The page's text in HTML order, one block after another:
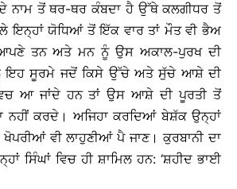
ਨਾਮ ਤੋਂ ਥਰ-ਥਰ ਕੰਬਦਾ ਹੈ ਉੱਥੇ ਕਲਗੀਧਰ ਤੋਂ
ਇਨ੍ਹਾਂ ਯੋਧਿਆਂ ਤੋਂ ਇੱਕ ਵਾਰ ਤਾਂ ਮੌਤ ਵੀ ਭੈਅ
ਆਪਣੇ ਤਨ ਅਤੇ ਮਨ ਨੂੰ ਉਸ ਅਕਾਲ-ਪੁਰਖ ਦੀ
ਇਹ ਸੂਰਮੇ ਜਦੋਂ ਕਿਸੇ ਉੱਚੇ ਅਤੇ ਸੁੱਚੇ ਆਸ਼ੇ ਦੀ
ਆ ਜਾਂਦੇ ਹਨ ਤਾਂ ਉਸ ਆਸ਼ੇ ਦੀ ਪੂਰਤੀ ਤੋਂ
ਨਹੀਂ ਕਰਦੇ। ਅਜਿਹਾ ਕਰਦਿਆਂ ਬੇਸ਼ੱਕ ਉਨ੍ਹਾਂ
ਵੀ ਲਾਹੁਣੀਆਂ ਪੈ ਜਾਣ। ਕੁਰਬਾਨੀ ਦਾ
ਸਿੰਘਾਂ ਵਿਚ ਹੀ ਸ਼ਾਮਿਲ ਹਨ: ‘ਸ਼ਹੀਦ ਭਾਈ